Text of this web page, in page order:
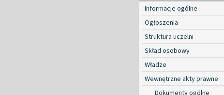
Informacje ogólne
Ogłoszenia
Struktura uczelni
Skład osobowy
Władze
Wewnętrzne akty prawne
Dokumenty ogólne